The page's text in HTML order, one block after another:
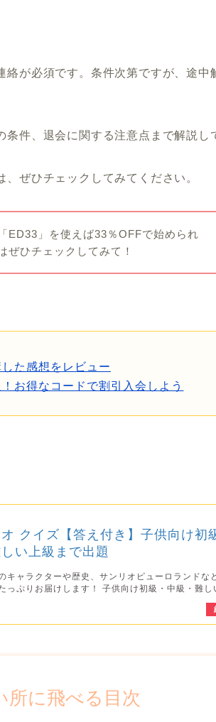
絡が必須です。条件次第ですが、途中
件、退会に関する注意点まで解説し
ぜひチェックしてみてください。
ED33」を使えば33％OFFで始められ
ぜひチェックしてみて！
た感想をレビュー
お得なコードで割引入会しよう
クイズ【答え付き】子供向け初
い上級まで出題
キャラクターや歴史、サンリオピューロランドな
っぷりお届けします！ 子供向け初級・中級・難し
所に飛べる目次